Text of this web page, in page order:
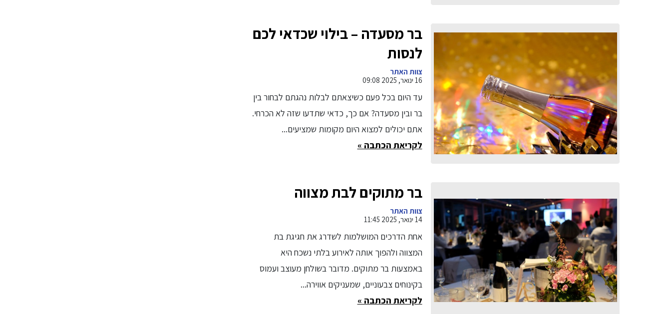
בר מסעדה – בילוי שכדאי לכם
לנסות
צוות האתר
16 ינואר, 2025 09:08
עד היום בכל פעם כשיצאתם לבלות נהגתם לבחור בין
בר ובין מסעדה? אם כך, כדאי שתדעו שזה לא הכרחי.
אתם יכולים למצוא היום מקומות שמציעים...
לקריאת הכתבה »
בר מתוקים לבת מצווה
צוות האתר
14 ינואר, 2025 11:45
אחת הדרכים המושלמות לשדרג את חגיגת בת
המצווה ולהפוך אותה לאירוע בלתי נשכח היא
באמצעות בר מתוקים. מדובר בשולחן מעוצב ועמוס
בקינוחים צבעוניים, שמעניקים אווירה...
לקריאת הכתבה »